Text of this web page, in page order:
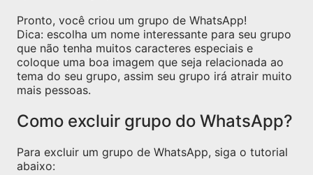
Pronto, você criou um grupo de WhatsApp!
Dica: escolha um nome interessante para seu grupo
que não tenha muitos caracteres especiais e
coloque uma boa imagem que seja relacionada ao
tema do seu grupo, assim seu grupo irá atrair muito
mais pessoas.
Como excluir grupo do WhatsApp?
Para excluir um grupo de WhatsApp, siga o tutorial
abaixo: